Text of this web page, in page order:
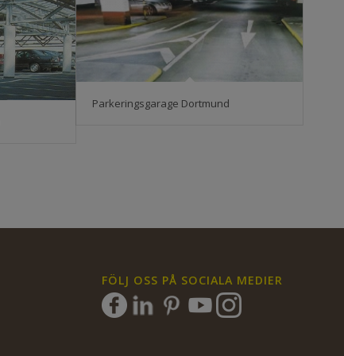
Parkeringsgarage Dortmund
FÖLJ OSS PÅ SOCIALA MEDIER